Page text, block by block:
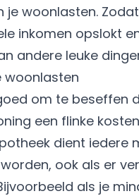
je woonlasten.
inkomen opslokt
andere leuke
woonlasten
om te beseffen
een flinke
dient iedere
ook als er
als je